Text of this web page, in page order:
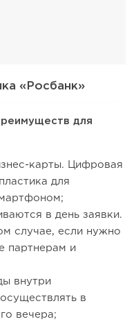
«Росбанк»
для
карты. Цифровая
для
в день заявки.
случае, если нужно
партнерам и
внутри
в
вечера;